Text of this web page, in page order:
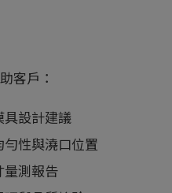
客戶：
具設計建議
性與澆口位置
量測報告